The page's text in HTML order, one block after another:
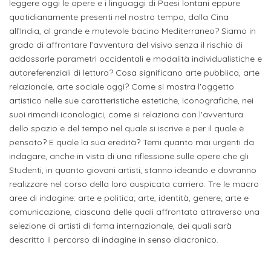
sede
TERZA
MISSIONE
Progetti
Terza
Missione
CAPITALE
ITALIANA
DELLA
CULTURA
BGBS2023
DI
Dipartimento
di
Progettazione
e
Arti
Applicate
DOTTORATI
RICERCA
Arti
Visive
e
Umanesimo
Iscrizione
corsi
singoli
Laboratori
e
sede
Servizio
stampa
Biblioteca
Opportunità
di
lavoro
Aziende
convenzionate
Iscriviti
alla
Newsletter
OPPORTUNITÀ
FSL
e
attività
per
gli
Istituti
Superiori
INCONTRIAMOCI
IN
studente
leggere oggi le opere e i linguaggi di Paesi lontani eppure
quotidianamente presenti nel nostro tempo, dalla Cina
all’India, al grande e mutevole bacino Mediterraneo? Siamo in
grado di affrontare l’avventura del visivo senza il rischio di
addossarle parametri occidentali e modalità individualistiche e
autoreferenziali di lettura? Cosa significano arte pubblica, arte
relazionale, arte sociale oggi? Come si mostra l'oggetto
artistico nelle sue caratteristiche estetiche, iconografiche, nei
suoi rimandi iconologici, come si relaziona con l'avventura
dello spazio e del tempo nel quale si iscrive e per il quale è
pensato? E quale la sua eredità? Temi quanto mai urgenti da
indagare, anche in vista di una riflessione sulle opere che gli
Studenti, in quanto giovani artisti, stanno ideando e dovranno
realizzare nel corso della loro auspicata carriera. Tre le macro
aree di indagine: arte e politica; arte, identità, genere; arte e
comunicazione, ciascuna delle quali affrontata attraverso una
selezione di artisti di fama internazionale, dei quali sarà
descritto il percorso di indagine in senso diacronico.